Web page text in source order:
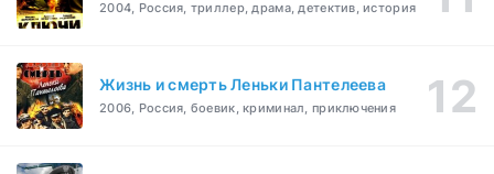
2004, Россия, триллер, драма, детектив, история
Жизнь и смерть Леньки Пантелеева
2006, Россия, боевик, криминал, приключения